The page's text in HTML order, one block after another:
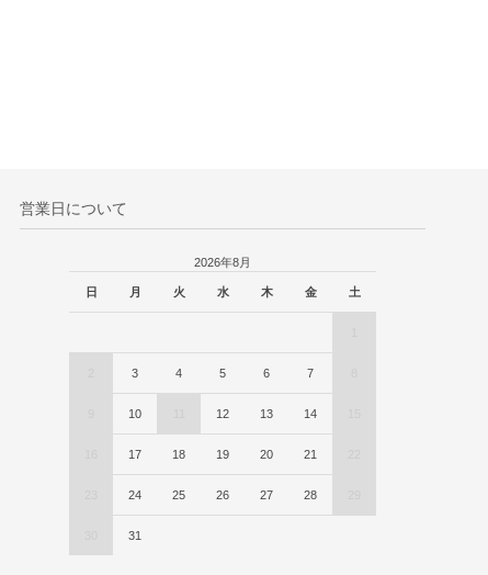
営業日について
2026年8月
日 月 火 水 木 金 土
3 4 5 6 7
10 12 13 14
17 18 19 20 21
24 25 26 27 28
31